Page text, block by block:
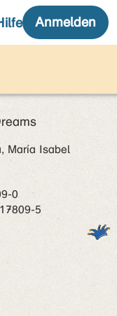
María Isabel
0
5